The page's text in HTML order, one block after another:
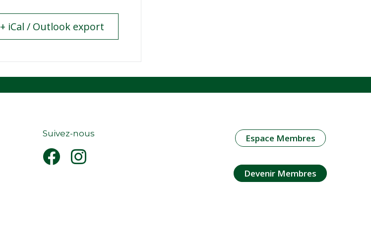
+ iCal / Outlook export
Suivez-nous Espace Membres
Devenir Membres